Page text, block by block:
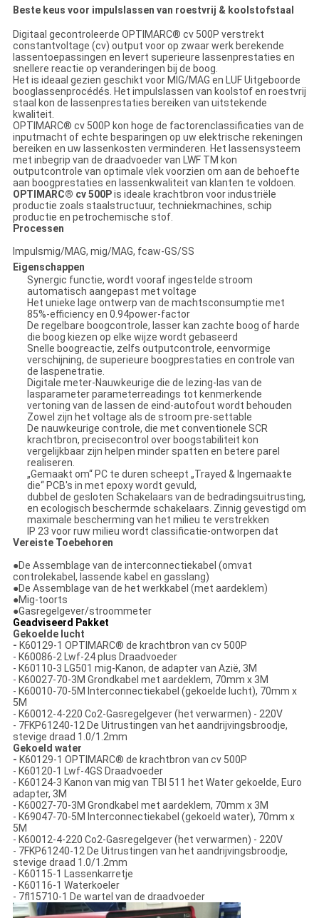
Beste keus voor impulslassen van roestvrij & koolstofstaal
Digitaal gecontroleerde OPTIMARC® cv 500P verstrekt
constantvoltage (cv) output voor op zwaar werk berekende
lassentoepassingen en levert superieure lassenprestaties en
snellere reactie op veranderingen bij de boog.
Het is ideaal gezien geschikt voor MIG/MAG en LUF Uitgeboorde
booglassenprocédés. Het impulslassen van koolstof en roestvrij
staal kon de lassenprestaties bereiken van uitstekende
kwaliteit.
OPTIMARC® cv 500P kon hoge de factorenclassificaties van de
inputmacht of echte besparingen op uw elektrische rekeningen
bereiken en uw lassenkosten verminderen. Het lassensysteem
met inbegrip van de draadvoeder van LWF TM kon
outputcontrole van optimale vlek voorzien om aan de behoefte
aan boogprestaties en lassenkwaliteit van klanten te voldoen.
OPTIMARC® cv 500Pis ideale krachtbron voor industriële
productie zoals staalstructuur, techniekmachines, schip
productie en petrochemische stof.
Processen
Impulsmig/MAG, mig/MAG, fcaw-GS/SS
Eigenschappen
Synergic functie, wordt vooraf ingestelde stroom
automatisch aangepast met voltage
Het unieke lage ontwerp van de machtsconsumptie met
85%-efficiency en 0.94power-factor
De regelbare boogcontrole, lasser kan zachte boog of harde
die boog kiezen op elke wijze wordt gebaseerd
Snelle boogreactie, zelfs outputcontrole, eenvormige
verschijning, de superieure boogprestaties en controle van
de laspenetratie.
Digitale meter-Nauwkeurige die de lezing-las van de
lasparameter parameterreadings tot kenmerkende
vertoning van de lassen de eind-autofout wordt behouden
Zowel zijn het voltage als de stroom pre-settable
De nauwkeurige controle, die met conventionele SCR
krachtbron, precisecontrol over boogstabiliteit kon
vergelijkbaar zijn helpen minder spatten en betere parel
realiseren.
„Gemaakt om“ PC te duren scheept „Trayed & Ingemaakte
die“ PCB's in met epoxy wordt gevuld,
dubbel de gesloten Schakelaars van de bedradingsuitrusting,
en ecologisch beschermde schakelaars. Zinnig gevestigd om
maximale bescherming van het milieu te verstrekken
IP 23 voor ruw milieu wordt classificatie-ontworpen dat
Vereiste Toebehoren
●De Assemblage van de interconnectiekabel (omvat
controlekabel, lassende kabel en gasslang)
●De Assemblage van de het werkkabel (met aardeklem)
●Mig-toorts
●Gasregelgever/stroommeter
Geadviseerd Pakket
Gekoelde lucht
- K60129-1 OPTIMARC® de krachtbron van cv 500P
- K60086-2 Lwf-24 plus Draadvoeder
- K60110-3 LG501 mig-Kanon, de adapter van Azië, 3M
- K60027-70-3M Grondkabel met aardeklem, 70mm x 3M
- K60010-70-5M Interconnectiekabel (gekoelde lucht), 70mm x
5M
- K60012-4-220 Co2-Gasregelgever (het verwarmen) - 220V
- 7FKP61240-12 De Uitrustingen van het aandrijvingsbroodje,
stevige draad 1.0/1.2mm
Gekoeld water
- K60129-1 OPTIMARC® de krachtbron van cv 500P
- K60120-1 Lwf-4GS Draadvoeder
- K60124-3 Kanon van mig van TBI 511 het Water gekoelde, Euro
adapter, 3M
- K60027-70-3M Grondkabel met aardeklem, 70mm x 3M
- K69047-70-5M Interconnectiekabel (gekoeld water), 70mm x
5M
- K60012-4-220 Co2-Gasregelgever (het verwarmen) - 220V
- 7FKP61240-12 De Uitrustingen van het aandrijvingsbroodje,
stevige draad 1.0/1.2mm
- K60115-1 Lassenkarretje
- K60116-1 Waterkoeler
- 7fl15710-1 De wartel van de draadvoeder